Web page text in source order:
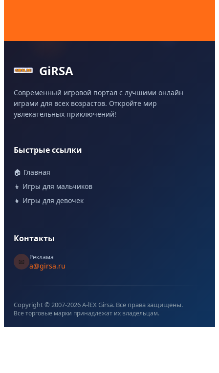
GiRSA
Современный игровой портал с лучшими онлайн
играми для всех возрастов. Откройте мир
увлекательных приключений!
Быстрые ссылки
🏠 Главная
👦 Игры для мальчиков
👧 Игры для девочек
Контакты
📧
Реклама
a@girsa.ru
Copyright © 2007-2026A-lEX Girsa. Все права защищены.
Все торговые марки принадлежат их владельцам.